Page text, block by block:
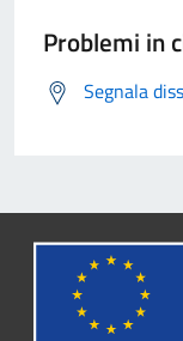
Problemi in
Segnala